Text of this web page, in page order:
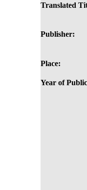
Translated
Publisher:
Place:
Year of